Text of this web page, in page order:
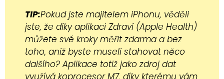
TIP:Pokud jste majitelem iPhonu, věděli
jste, že díky aplikaci Zdraví (Apple Health)
můžete své kroky měřit zdarma a bez
toho, aniž byste museli stahovat něco
dalšího? Aplikace totiž jako zdroj dat
využívá koprocesor M7, díky kterému vám